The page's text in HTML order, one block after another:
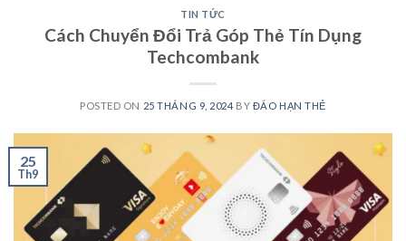
TIN TỨC
Cách Chuyển Đổi Trả Góp Thẻ Tín Dụng
Techcombank
POSTED ON 25 THÁNG 9, 2024 BY ĐÁO HẠN THẺ
25
Th9